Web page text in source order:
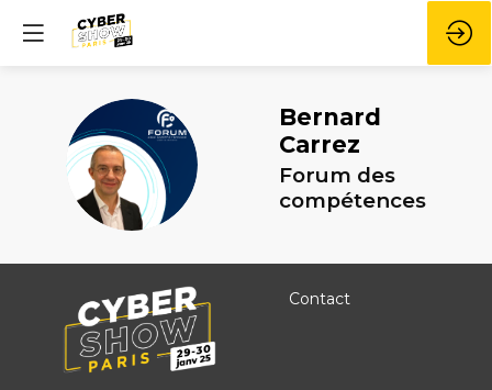
BC
Bernard
Carrez
Forum des
compétences
Contact